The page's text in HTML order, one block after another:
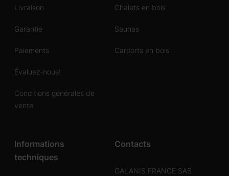
Livraison
Garantie
Paiements
Évaluez-nous!
Conditions générales de
vente
Chalets en bois
Saunas
Carports en bois
Informations
techniques
Contacts
GALANIS FRANCE SAS